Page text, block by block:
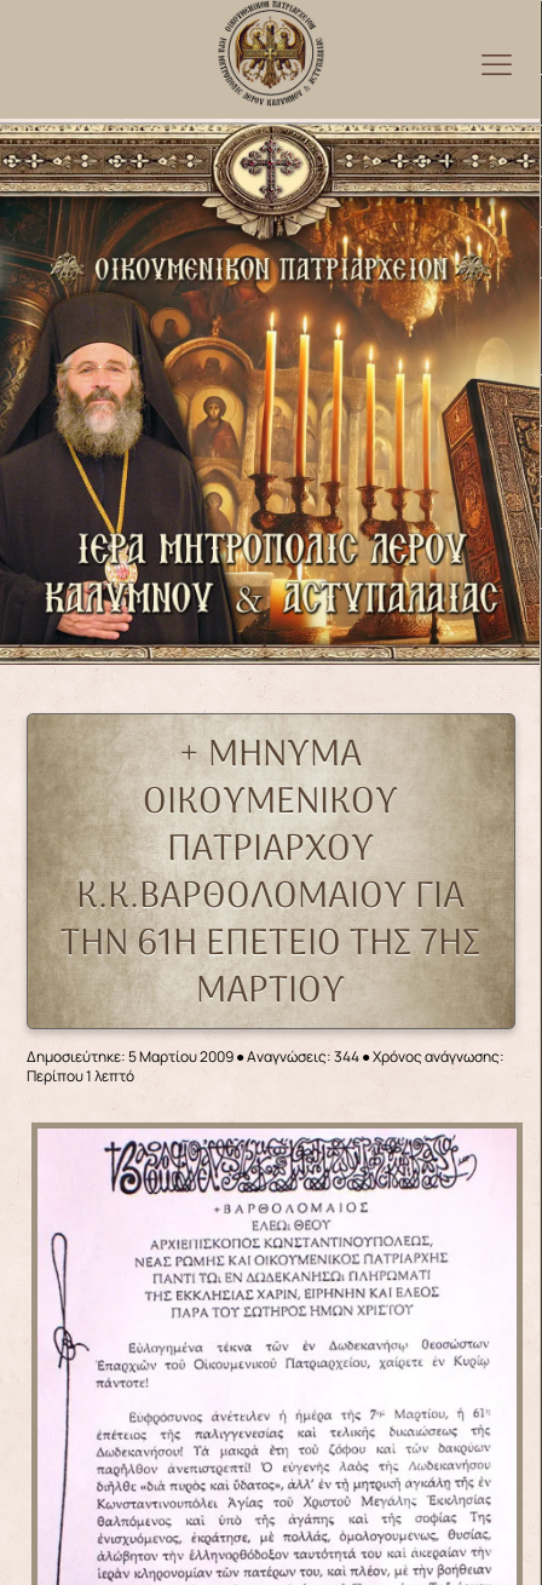
+ ΜΗΝΥΜΑ
ΟΙΚΟΥΜΕΝΙΚΟΥ
ΠΑΤΡΙΑΡΧΟΥ
Κ.Κ.ΒΑΡΘΟΛΟΜΑΙΟΥ ΓΙΑ
ΤΗΝ 61Η ΕΠΕΤΕΙΟ ΤΗΣ 7ΗΣ
ΜΑΡΤΙΟΥ
Δημοσιεύτηκε: 5 Μαρτίου 2009●Αναγνώσεις: 344● Χρόνος ανάγνωσης:
Περίπου 1 λεπτό